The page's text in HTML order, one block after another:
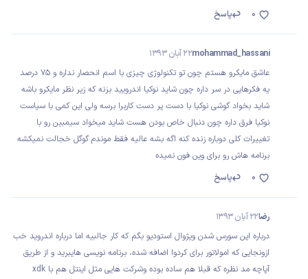
پاسخ
0
mohammad_hassani22 آبان 1393
عاشق مایکرو هستم چون تو تکنولوژی چیزی با اسم انحصار نداره و 75 درصد
یه فکرهایی در سر داره چون شاید نوکیا اندرویید بزنه که زیر نظر مایکرو باشه
شاید بخواد گوشی نوکیا با دست پر دست کاربرا برسه ولی این کمی با سیاست
نوکیا فرق داره چون دنبال خاص بودن هست شاید میخواد سیمبین رو با
تغییرات کلی دوباره زنده کنه اگه بشه عالیه فقط موندم گوگل خجالت نمیکشه
برنامه هاش رو برای وین فون نمیده
پاسخ
0
رضا22 آبان 1393
درباره اپن سورس شدن ویژوال استودیو بگم که کار جالبیه اما درباره اندروید خب
ازونجایی که امولاتور برای کردوا اضافه شده، برنامه نویسی هایبرید و از طریق
آپاچه مد نظره که قبلا هم ساده بوده وشرکت هایی مثل اینتل هم با xdk